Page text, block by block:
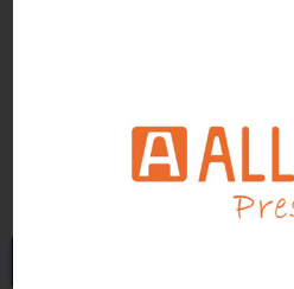
 
(1